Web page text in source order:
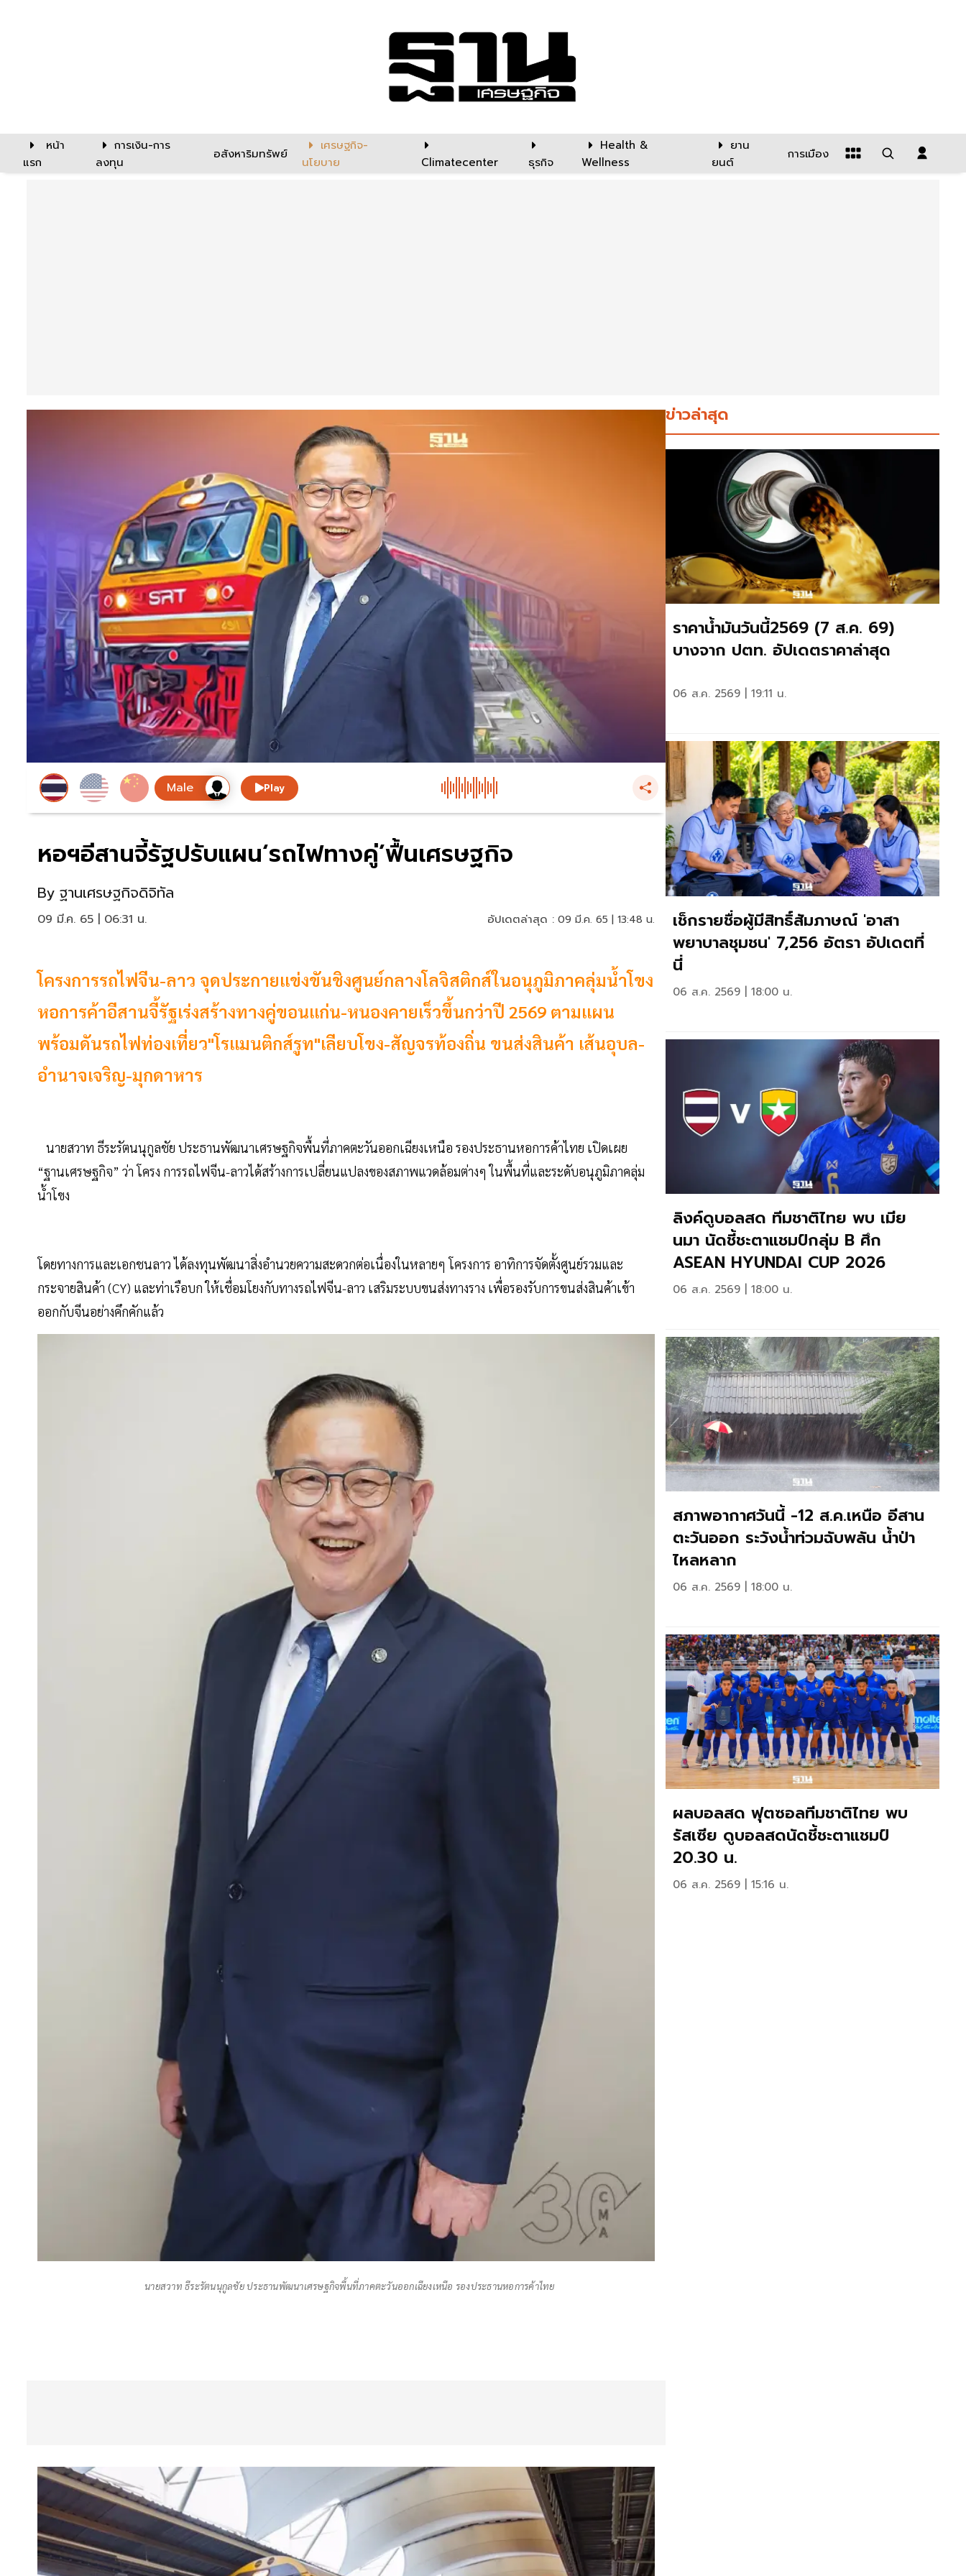
หน้า
แรก
การเงิน-การ
ลงทุน
อสังหาริมทรัพย์
เศรษฐกิจ-
นโยบาย
Climatecenter ธุรกิจ
Health &
Wellness
ยาน
ยนต์
การเมือง
Play
หอฯอีสานจี้รัฐปรับแผน‘รถไฟทางคู่’ฟื้นเศรษฐกิจ
By ฐานเศรษฐกิจดิจิทัล
09 มี.ค. 65 | 06:31 น. อัปเดตล่าสุด : 09 มี.ค. 65 | 13:48 น.
โครงการรถไฟจีน-ลาว จุดประกายแข่งขันชิงศูนย์กลางโลจิสติกส์ในอนุภูมิภาคลุ่มนํ้าโขง
หอการค้าอีสานจี้รัฐเร่งสร้างทางคู่ขอนแก่น-หนองคายเร็วขึ้นกว่าปี 2569 ตามแผน
พร้อมดันรถไฟท่องเที่ยว"โรแมนติกส์รูท"เลียบโขง-สัญจรท้องถิ่น ขนส่งสินค้า เส้นอุบล-
อำนาจเจริญ-มุกดาหาร
นายสวาท ธีระรัตนนุกูลชัย ประธานพัฒนาเศรษฐกิจพื้นที่ภาคตะวันออกเฉียงเหนือ รองประธานหอการค้าไทย เปิดเผย
“ฐานเศรษฐกิจ” ว่า โครง การรถไฟจีน-ลาวได้สร้างการเปลี่ยนแปลงของสภาพแวดล้อมต่างๆ ในพื้นที่และระดับอนุภูมิภาคลุ่ม
นํ้าโขง
โดยทางการและเอกชนลาว ได้ลงทุนพัฒนาสิ่งอำนวยความสะดวกต่อเนื่องในหลายๆ โครงการ อาทิการจัดตั้งศูนย์รวมและ
กระจายสินค้า (CY) และท่าเรือบก ให้เชื่อมโยงกับทางรถไฟจีน-ลาว เสริมระบบขนส่งทางราง เพื่อรองรับการขนส่งสินค้าเข้า
ออกกับจีนอย่างคึกคักแล้ว
นายสวาท ธีระรัตนนุกูลชัย ประธานพัฒนาเศรษฐกิจพื้นที่ภาคตะวันออกเฉียงเหนือ รองประธานหอการค้าไทย
ข่าวล่าสุด
ราคาน้ำมันวันนี้2569 (7 ส.ค. 69)
บางจาก ปตท. อัปเดตราคาล่าสุด
06 ส.ค. 2569 | 19:11 น.
เช็กรายชื่อผู้มีสิทธิ์สัมภาษณ์ 'อาสา
พยาบาลชุมชน' 7,256 อัตรา อัปเดตที่
นี่
06 ส.ค. 2569 | 18:00 น.
ลิงค์ดูบอลสด ทีมชาติไทย พบ เมีย
นมา นัดชี้ชะตาแชมป์กลุ่ม B ศึก
ASEAN HYUNDAI CUP 2026
06 ส.ค. 2569 | 18:00 น.
สภาพอากาศวันนี้ -12 ส.ค.เหนือ อีสาน
ตะวันออก ระวังน้ำท่วมฉับพลัน น้ำป่า
ไหลหลาก
06 ส.ค. 2569 | 18:00 น.
ผลบอลสด ฟุตซอลทีมชาติไทย พบ
รัสเซีย ดูบอลสดนัดชี้ชะตาแชมป์
20.30 น.
06 ส.ค. 2569 | 15:16 น.